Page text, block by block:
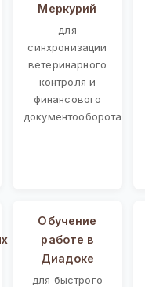
Меркурий
для
синхронизации
ветеринарного
контроля и
финансового
документооборота
Обучение
работе в
Диадоке
для быстрого